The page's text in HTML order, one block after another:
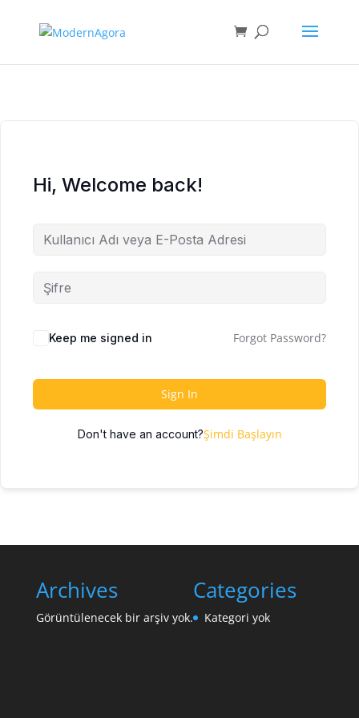
Hi, Welcome back!
Keep me signed in Forgot Password?
Sign In
Don't have an account?Şimdi Başlayın
Archives
Görüntülenecek bir arşiv yok.
Categories
Kategori yok